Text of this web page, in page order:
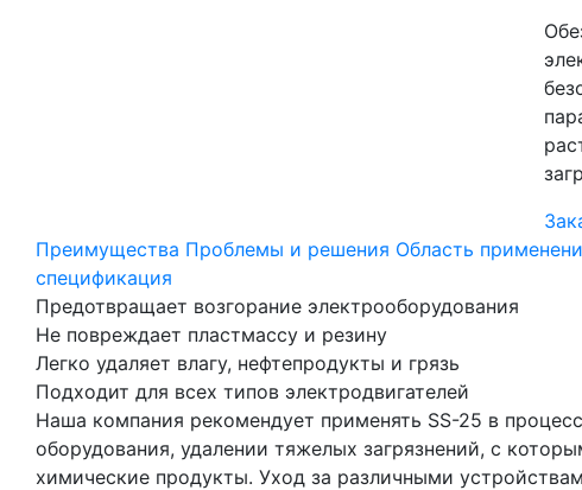
Преимущества Проблемы и решения Область
спецификация
Предотвращает возгорание электрооборудования
Не повреждает пластмассу и резину
Легко удаляет влагу, нефтепродукты и грязь
Подходит для всех типов электродвигателей
Наша компания рекомендует применять SS-25 в
оборудования, удалении тяжелых загрязнений, с
химические продукты. Уход за различными